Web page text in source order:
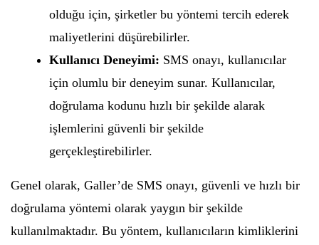
olduğu için, şirketler bu yöntemi tercih ederek
maliyetlerini düşürebilirler.
Kullanıcı Deneyimi: SMS onayı, kullanıcılar
için olumlu bir deneyim sunar. Kullanıcılar,
doğrulama kodunu hızlı bir şekilde alarak
işlemlerini güvenli bir şekilde
gerçekleştirebilirler.
Genel olarak, Galler’de SMS onayı, güvenli ve hızlı bir
doğrulama yöntemi olarak yaygın bir şekilde
kullanılmaktadır. Bu yöntem, kullanıcıların kimliklerini